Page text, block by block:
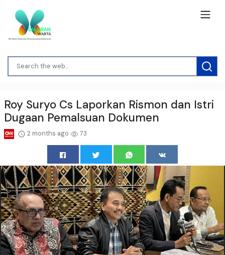
Roy Suryo Cs Laporkan Rismon dan Istri
Dugaan Pemalsuan Dokumen
2 months ago 73